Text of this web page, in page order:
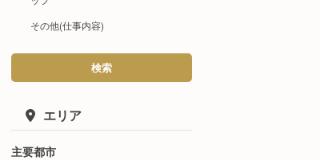
その他(仕事内容)
検索
エリア
主要都市